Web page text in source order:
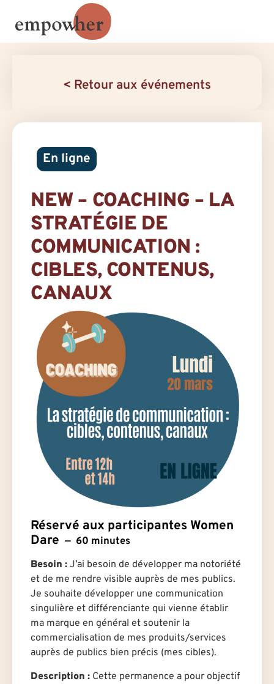
< Retour aux événements
En ligne
NEW – COACHING – LA
STRATÉGIE DE
COMMUNICATION :
CIBLES, CONTENUS,
CANAUX
Réservé aux participantes Women
Dare
60 minutes
Besoin : J’ai besoin de développer ma notoriété
et de me rendre visible auprès de mes publics.
Je souhaite développer une communication
singulière et différenciante qui vienne établir
ma marque en général et soutenir la
commercialisation de mes produits/services
auprès de publics bien précis (mes cibles).
Description : Cette permanence a pour objectif